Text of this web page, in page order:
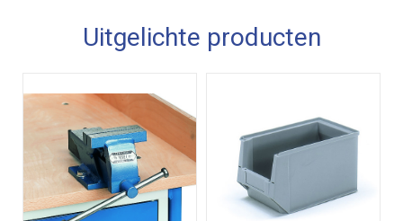
Uitgelichte producten